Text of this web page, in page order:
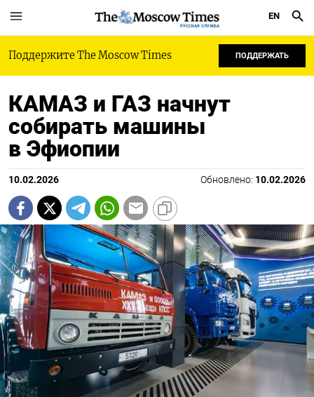
РУССКАЯ СЛУЖБА
EN
Поддержите The Moscow Times ПОДДЕРЖАТЬ
КАМАЗ и ГАЗ начнут
собирать машины
в Эфиопии
10.02.2026 Обновлено: 10.02.2026